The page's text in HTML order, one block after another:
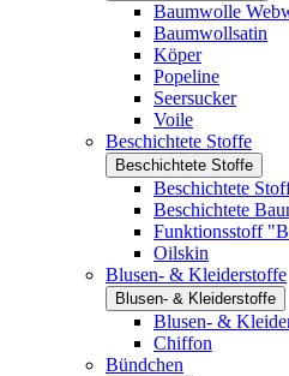
Baumwolle
Baumwollsatin
Köper
Popeline
Seersucker
Voile
Beschichtete Stoffe
Beschichtete Stoffe
Beschichtete
Beschichtete
Funktionsstoff
Oilskin
Blusen- & Kleiderstoffe
Blusen- & Kleiderstoffe
Blusen- &
Chiffon
Bündchen